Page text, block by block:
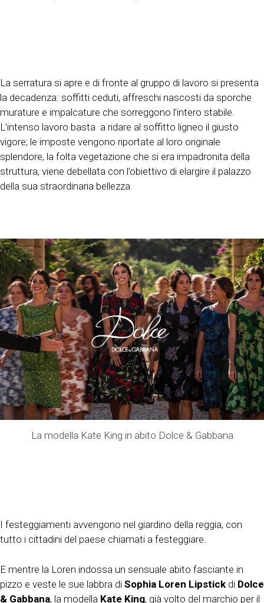
La serratura si apre e di fronte al gruppo di lavoro si presenta
la decadenza: soffitti ceduti, affreschi nascosti da sporche
murature e impalcature che sorreggono l’intero stabile.
L’intenso lavoro basta a ridare al soffitto ligneo il giusto
vigore; le imposte vengono riportate al loro originale
splendore, la folta vegetazione che si era impadronita della
struttura, viene debellata con l’obiettivo di elargire il palazzo
della sua straordinaria bellezza.
La modella Kate King in abito Dolce & Gabbana
I festeggiamenti avvengono nel giardino della reggia, con
tutto i cittadini del paese chiamati a festeggiare.
E mentre la Loren indossa un sensuale abito fasciante in
pizzo e veste le sue labbra di Sophia Loren Lipstick di Dolce
& Gabbana, la modella Kate King, già volto del marchio per il